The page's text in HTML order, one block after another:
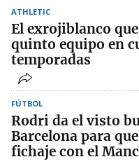
ATHLETIC
El exrojiblanco
quinto equipo en
temporadas
FÚTBOL
Rodri da el visto
Barcelona para
fichaje con el